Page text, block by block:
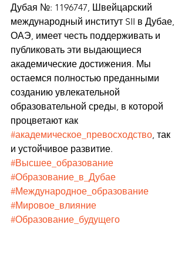
Дубая №: 1196747, Швейцарский
международный институт SII в Дубае,
ОАЭ, имеет честь поддерживать и
публиковать эти выдающиеся
академические достижения. Мы
остаемся полностью преданными
созданию увлекательной
образовательной среды, в которой
процветают как
#академическое_превосходство, так
и устойчивое развитие.
#Высшее_образование
#Образование_в_Дубае
#Международное_образование
#Мировое_влияние
#Образование_будущего